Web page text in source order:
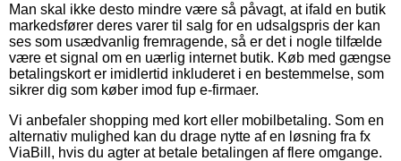
Man skal ikke desto mindre være så påvagt, at ifald en butik
markedsfører deres varer til salg for en udsalgspris der kan
ses som usædvanlig fremragende, så er det i nogle tilfælde
være et signal om en uærlig internet butik. Køb med gængse
betalingskort er imidlertid inkluderet i en bestemmelse, som
sikrer dig som køber imod fup e-firmaer.
Vi anbefaler shopping med kort eller mobilbetaling. Som en
alternativ mulighed kan du drage nytte af en løsning fra fx
ViaBill, hvis du agter at betale betalingen af flere omgange.